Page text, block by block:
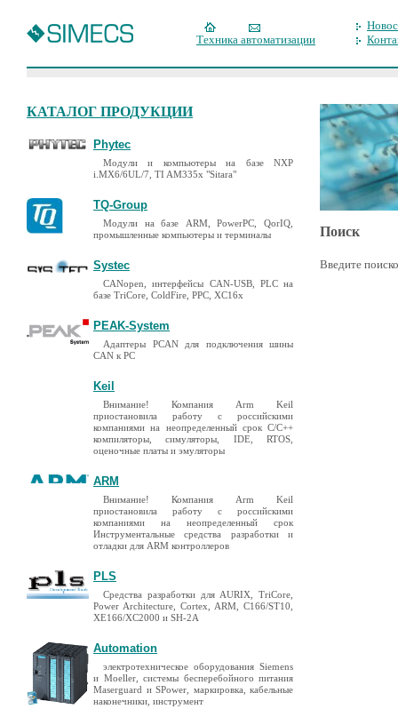
Техника автоматизации
КАТАЛОГ ПРОДУКЦИИ
Phytec
Модули и компьютеры на базе NXP
i.MX6/6UL/7, TI AM335x "Sitara"
TQ-Group
Модули на базе ARM, PowerPC, QorIQ,
промышленные компьютеры и терминалы
Systec
CANopen, интерфейсы CAN-USB, PLC на
базе TriCore, ColdFire, PPC, XC16x
PEAK-System
Адаптеры PCAN для подключения шины
CAN к PC
Keil
Внимание! Компания Arm Keil
приостановила работу с российскими
компаниями на неопределенный срок C/C++
компиляторы, симуляторы, IDE, RTOS,
оценочные платы и эмуляторы
ARM
Внимание! Компания Arm Keil
приостановила работу с российскими
компаниями на неопределенный срок
Инструментальные средства разработки и
отладки для ARM контроллеров
PLS
Средства разработки для AURIX, TriCore,
Power Architecture, Cortex, ARM, C166/ST10,
XE166/XC2000 и SH-2A
Automation
электротехническое оборудования Siemens
и Moeller, системы бесперебойного питания
Maserguard и SPower, маркировка, кабельные
наконечники, инструмент
Поиск
Введите